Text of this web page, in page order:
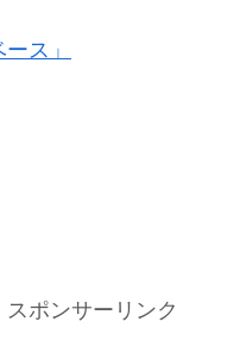
ス」
スポンサーリンク